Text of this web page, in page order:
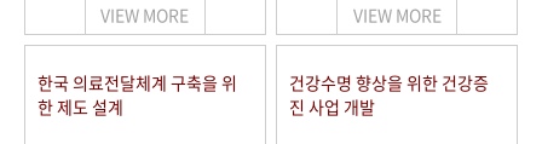
VIEW MORE VIEW MORE
한국 의료전달체계 구축을 위
한 제도 설계
건강수명 향상을 위한 건강증
진 사업 개발